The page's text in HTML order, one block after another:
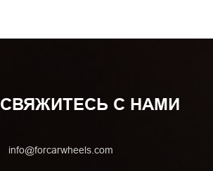
СВЯЖИТЕСЬ С НАМИ
info@forcarwheels.com